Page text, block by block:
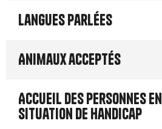
Langues parlées
Animaux acceptés
Accueil des personnes en
situation de handicap